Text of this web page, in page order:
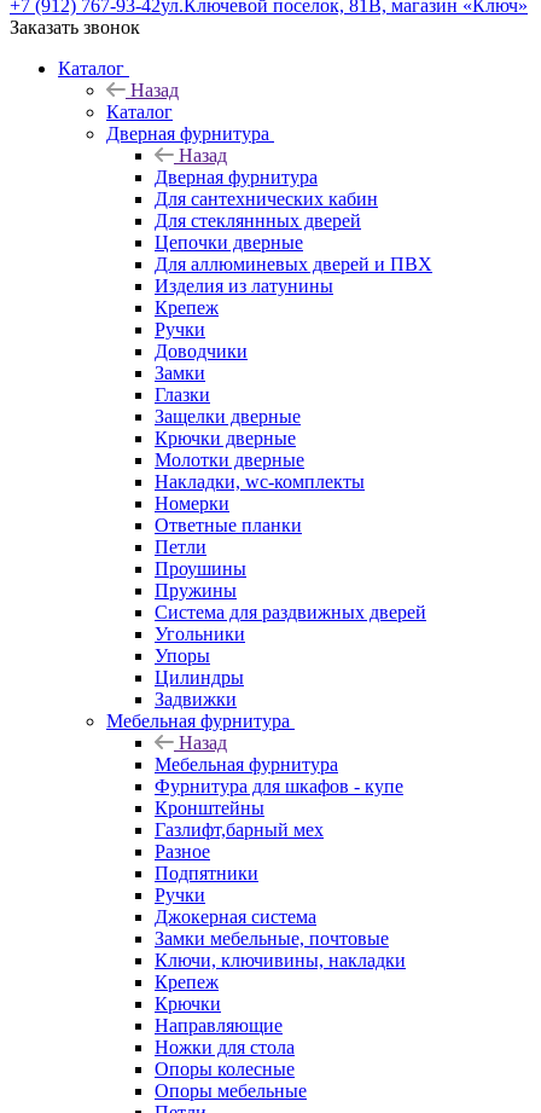
+7 (912) 767-93-42ул.Ключевой поселок, 81В, магазин «Ключ»
Заказать звонок
Каталог
Назад
Каталог
Дверная фурнитура
Назад
Дверная фурнитура
Для сантехнических кабин
Для стекляннных дверей
Цепочки дверные
Для аллюминевых дверей и ПВХ
Изделия из латунины
Крепеж
Ручки
Доводчики
Замки
Глазки
Защелки дверные
Крючки дверные
Молотки дверные
Накладки, wc-комплекты
Номерки
Ответные планки
Петли
Проушины
Пружины
Система для раздвижных дверей
Угольники
Упоры
Цилиндры
Задвижки
Мебельная фурнитура
Назад
Мебельная фурнитура
Фурнитура для шкафов - купе
Кронштейны
Газлифт,барный мех
Разное
Подпятники
Ручки
Джокерная система
Замки мебельные, почтовые
Ключи, ключивины, накладки
Крепеж
Крючки
Направляющие
Ножки для стола
Опоры колесные
Опоры мебельные